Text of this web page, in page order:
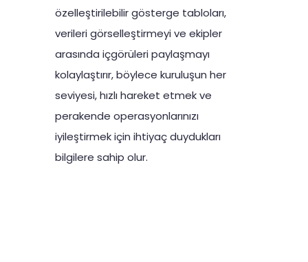
özelleştirilebilir gösterge tabloları,
verileri görselleştirmeyi ve ekipler
arasında içgörüleri paylaşmayı
kolaylaştırır, böylece kuruluşun her
seviyesi, hızlı hareket etmek ve
perakende operasyonlarınızı
iyileştirmek için ihtiyaç duydukları
bilgilere sahip olur.